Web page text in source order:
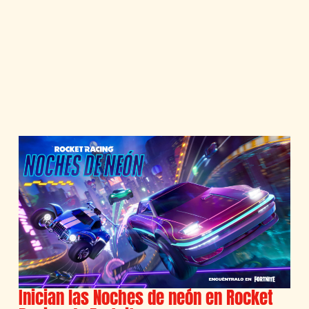
Inician las Noches de neón en Rocket